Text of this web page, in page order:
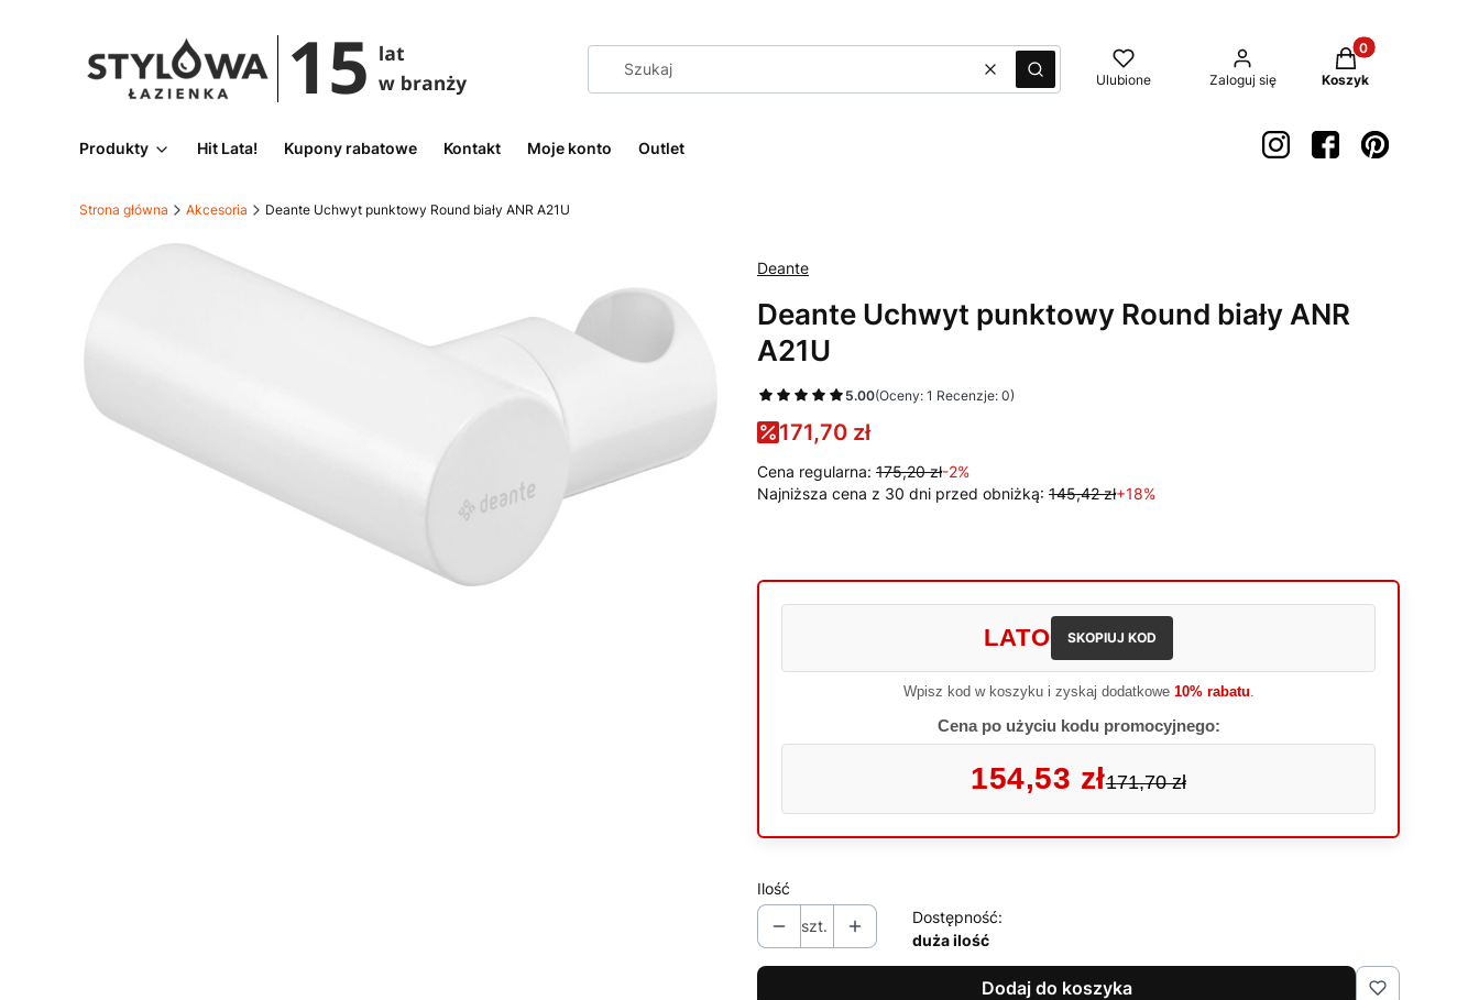
WyczyśćSzukaj Ulubione Zaloguj się
Produkty w
Koszyk
Produkty Hit Lata! Kupony rabatowe Kontakt Moje konto Outlet
Strona główna Akcesoria Deante Uchwyt punktowy Round biały ANR A21U
Deante
Deante Uchwyt punktowy Round biały ANR
A21U
5.00(Oceny: 1 Recenzje: 0)
171,70 zł
Cena regularna: 175,20 zł-2%
Najniższa cena z 30 dni przed obniżką: 145,42 zł+18%
LATO SKOPIUJ KOD
Wpisz kod w koszyku i zyskaj dodatkowe 10% rabatu.
Cena po użyciu kodu promocyjnego:
154,53 zł171,70 zł
Ilość
szt.
Dostępność:
duża ilość
Dodaj do koszyka